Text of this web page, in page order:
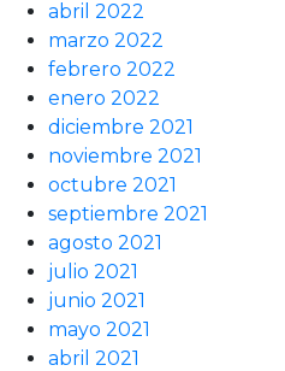
abril 2022
marzo 2022
febrero 2022
enero 2022
diciembre 2021
noviembre 2021
octubre 2021
septiembre 2021
agosto 2021
julio 2021
junio 2021
mayo 2021
abril 2021